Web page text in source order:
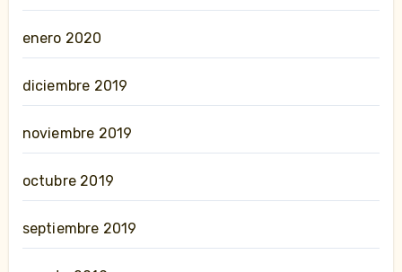
enero 2020
diciembre 2019
noviembre 2019
octubre 2019
septiembre 2019